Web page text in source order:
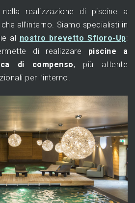
nella realizzazione di piscine a
all’interno. Siamo specialisti in
al nostro brevetto Sfioro-Up:
di realizzare piscine a
di compenso, più attente
per l’interno.